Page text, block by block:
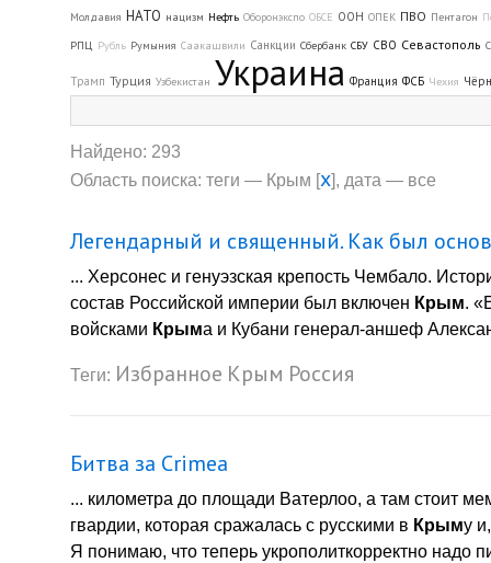
Молдавия НАТО нацизм Нефть Оборонэкспо ОБСЕ ООН ОПЕК ПВО Пентагон
РПЦ Рубль Румыния Саакашвили Санкции Сбербанк СБУ СВО Севастополь
Трамп Турция Узбекистан Украина Франция ФСБ Чехия
Найдено: 293
Область поиска: теги — Крым [x], дата — все
Легендарный и священный. Как был
... Херсонес и генуэзская крепость Чембало.
состав Российской империи был включен Крым.
войсками Крыма и Кубани генерал-аншеф
Теги: Избранное Крым Россия
Битва за Crimea
... километра до площади Ватерлоо, а там стоит
гвардии, которая сражалась с русскими в Крыму
Я понимаю, что теперь укрополиткорректно надо